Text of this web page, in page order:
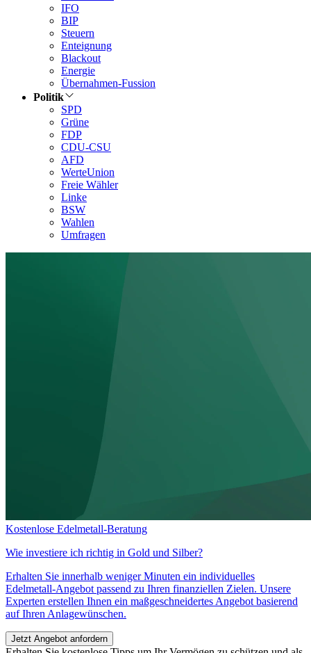
IFO
BIP
Steuern
Enteignung
Blackout
Energie
Übernahmen-Fussion
Politik
SPD
Grüne
FDP
CDU-CSU
AFD
WerteUnion
Freie Wähler
Linke
BSW
Wahlen
Umfragen
Kostenlose Edelmetall-Beratung
Wie investiere ich richtig in Gold und Silber?
Erhalten Sie innerhalb weniger Minuten ein individuelles
Edelmetall-Angebot passend zu Ihren finanziellen Zielen. Unsere
Experten erstellen Ihnen ein maßgeschneidertes Angebot basierend
auf Ihren Anlagewünschen.
Jetzt Angebot anfordern